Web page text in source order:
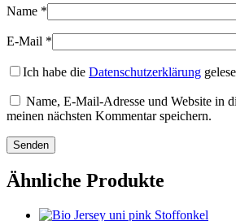
Name *
E-Mail *
Ich habe die Datenschutzerklärung
Name, E-Mail-Adresse und Website in
meinen nächsten Kommentar speichern.
Ähnliche Produkte